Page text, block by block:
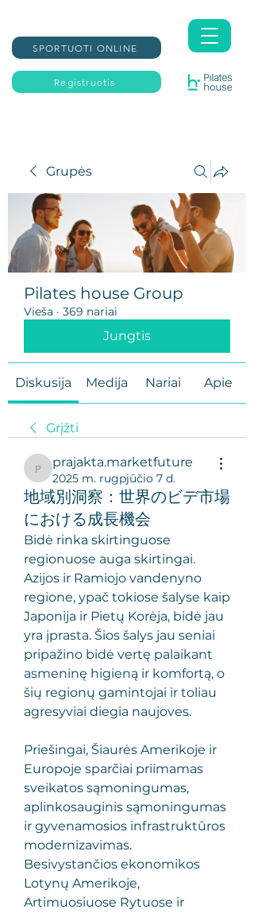
Registruotis
SPORTUOTI ONLINE
Grupės
Pilates house Group
Vieša · 369 nariai
Jungtis
Diskusija Medija Nariai Apie
Grįžti
prajakta.marketfuture
prajakta.marketfuture
2025 m. rugpjūčio 7 d.
地域別洞察：世界のビデ市場
における成長機会
Bidė rinka skirtinguose
regionuose auga skirtingai.
Azijos ir Ramiojo vandenyno
regione, ypač tokiose šalyse kaip
Japonija ir Pietų Korėja, bidė jau
yra įprasta. Šios šalys jau seniai
pripažino bidė vertę palaikant
asmeninę higieną ir komfortą, o
šių regionų gamintojai ir toliau
agresyviai diegia naujoves.
Priešingai, Šiaurės Amerikoje ir
Europoje sparčiai priimamas
sveikatos sąmoningumas,
aplinkosauginis sąmoningumas
ir gyvenamosios infrastruktūros
modernizavimas.
Besivystančios ekonomikos
Lotynų Amerikoje,
Artimuosiuose Rytuose ir